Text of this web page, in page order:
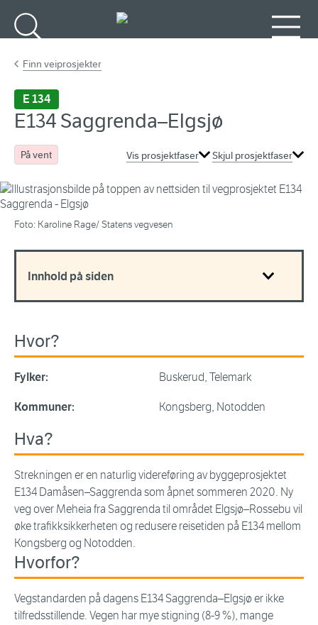
Finn veiprosjekter
E 134
E134 Saggrenda–Elgsjø
På vent Vis prosjektfaser Skjul prosjektfaser
Foto: Karoline Rage/ Statens vegvesen
Innhold på siden
Hvor?
Fylker: Buskerud, Telemark
Kommuner: Kongsberg, Notodden
Hva?
Strekningen er en naturlig videreføring av byggeprosjektet
E134 Damåsen–Saggrenda som åpnet sommeren 2020. Ny
veg over Meheia fra Saggrenda til området Elgsjø–Rossebu vil
øke trafikksikkerheten og redusere reisetiden på E134 mellom
Kongsberg og Notodden.
Hvorfor?
Vegstandarden på dagens E134 Saggrenda–Elgsjø er ikke
tilfredsstillende. Vegen har mye stigning (8-9 %), mange